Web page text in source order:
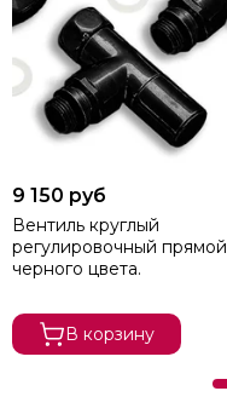
9 150 руб
Вентиль круглый
регулировочный прямой
черного цвета.
В корзину